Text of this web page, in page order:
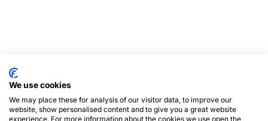
We use cookies
We may place these for analysis of our visitor data, to improve our
website, show personalised content and to give you a great website
experience. For more information about the cookies we use open the